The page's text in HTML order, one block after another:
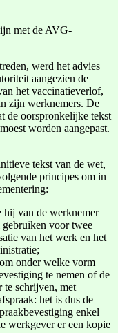
met de AVG-
werd het advies
aangezien de
het vaccinatieverlof,
zijn werknemers. De
de oorspronkelijke tekst
worden aangepast.
tekst van de wet,
principes om in
hij van de werknemer
voor twee
van het werk en het
onder welke vorm
te nemen of de
te schrijven, met
het is dus de
enkel
werkgever er een kopie